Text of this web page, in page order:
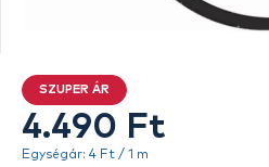
SZUPER ÁR
4.490 Ft
Egységár: 4 Ft / 1 m